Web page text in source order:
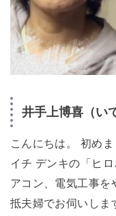
井手上博喜（い
こんにちは。 初め
イチ デンキの「ヒ
アコン、電気工事を
抵夫婦でお伺いしま